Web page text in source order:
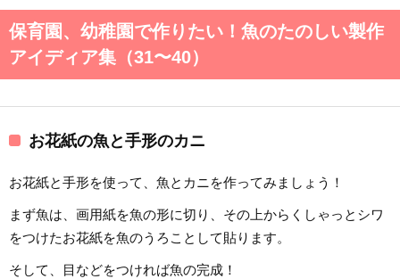
保育園、幼稚園で作りたい！魚のたのしい製作
アイディア集（31〜40）
お花紙の魚と手形のカニ
お花紙と手形を使って、魚とカニを作ってみましょう！
まず魚は、画用紙を魚の形に切り、その上からくしゃっとシワ
をつけたお花紙を魚のうろことして貼ります。
そして、目などをつければ魚の完成！